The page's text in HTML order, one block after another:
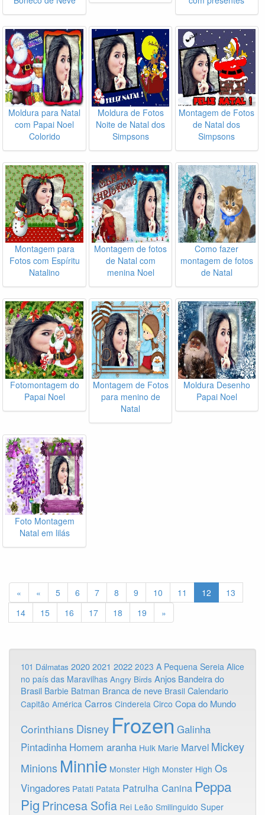
Moldura para Natal
com Papai Noel
Colorido
Moldura de Fotos
Noite de Natal dos
Simpsons
Montagem de Fotos
de Natal dos
Simpsons
Montagem para
Fotos com Espíritu
Natalino
Montagem de fotos
de Natal com
menina Noel
Como fazer
montagem de fotos
de Natal
Fotomontagem do
Papai Noel
Montagem de Fotos
para menino de
Natal
Moldura Desenho
Papai Noel
Foto Montagem
Natal em lilás
« « 5 6 7 8 9 10 11 12
13
14
15 16 17 18 19 »
101 Dálmatas 2020 2021 2022 2023 A Pequena Sereia Alice
no país das Maravilhas Angry Birds Anjos Bandeira do
Brasil Barbie Batman Branca de neve Brasil Calendario
Capitão América Carros Cinderela Circo Copa do Mundo
Corinthians Disney Frozen Galinha
Pintadinha Homem aranha Hulk Marie Marvel Mickey
Minions Minnie Monster High Monster High Os
Vingadores Patati Patata Patrulha Canina Peppa
Pig Princesa Sofia Rei Leão Smilinguido Super